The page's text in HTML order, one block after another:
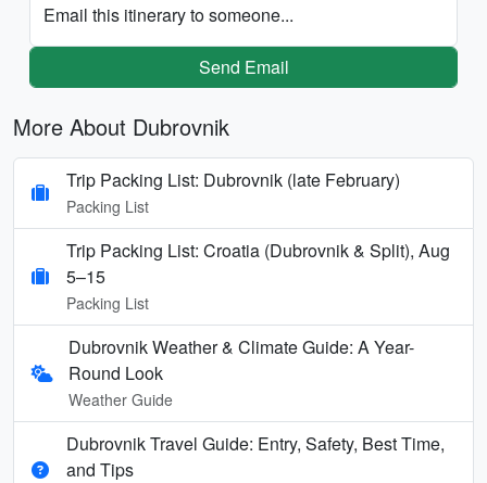
Email this itinerary to someone...
Send Email
More About Dubrovnik
Trip Packing List: Dubrovnik (late February)
Packing List
Trip Packing List: Croatia (Dubrovnik & Split), Aug
5–15
Packing List
Dubrovnik Weather & Climate Guide: A Year-
Round Look
Weather Guide
Dubrovnik Travel Guide: Entry, Safety, Best Time,
and Tips